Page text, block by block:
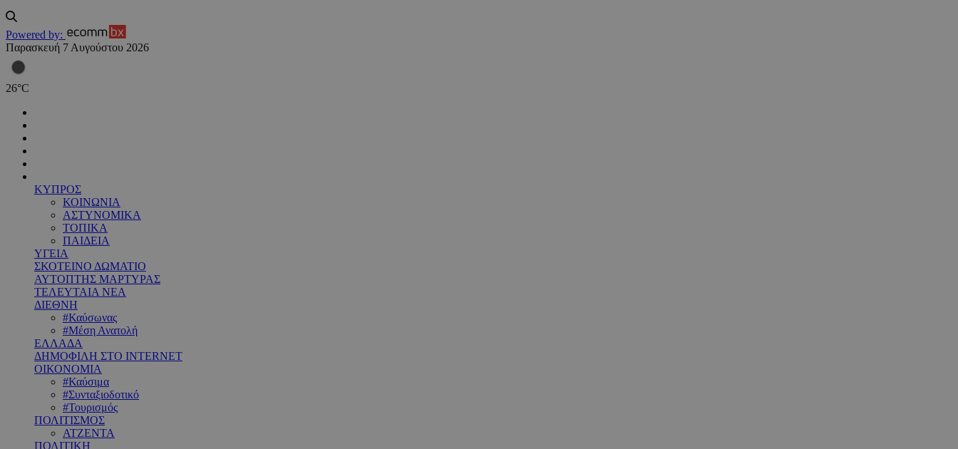
Powered by:
Παρασκευή 7 Αυγούστου 2026
26°C
ΚΥΠΡΟΣ
ΚΟΙΝΩΝΙΑ
ΑΣΤΥΝΟΜΙΚΑ
ΤΟΠΙΚΑ
ΠΑΙΔΕΙΑ
ΥΓΕΙΑ
ΣΚΟΤΕΙΝΟ ΔΩΜΑΤΙΟ
ΑΥΤΟΠΤΗΣ ΜΑΡΤΥΡΑΣ
ΤΕΛΕΥΤΑΙΑ ΝΕΑ
ΔΙΕΘΝΗ
#Καύσωνας
#Μέση Ανατολή
ΕΛΛΑΔΑ
ΔΗΜΟΦΙΛΗ ΣΤΟ INTERNET
ΟΙΚΟΝΟΜΙΑ
#Καύσιμα
#Συνταξιοδοτικό
#Τουρισμός
ΠΟΛΙΤΙΣΜΟΣ
ΑΤΖΕΝΤΑ
ΠΟΛΙΤΙΚΗ